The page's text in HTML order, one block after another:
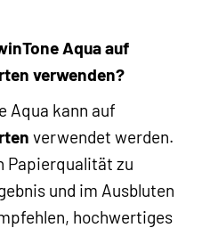
Aqua auf
verwenden?
Aqua kann auf
verwendet werden.
Papierqualität zu
und im Ausbluten
hochwertiges